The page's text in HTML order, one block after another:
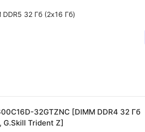
DDR5 32 Гб (2x16 Гб)
32GTZNC [DIMM DDR4 32 Гб
G.Skill Trident Z]